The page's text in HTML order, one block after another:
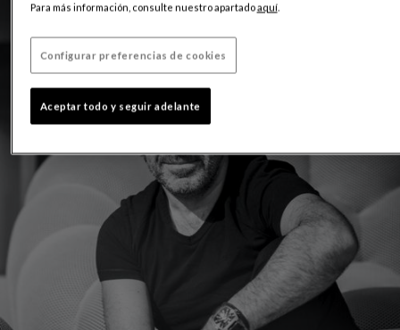
Para más información, consulte nuestro apartadoaquí.
Configurar preferencias de cookies
Aceptar todo y seguir adelante